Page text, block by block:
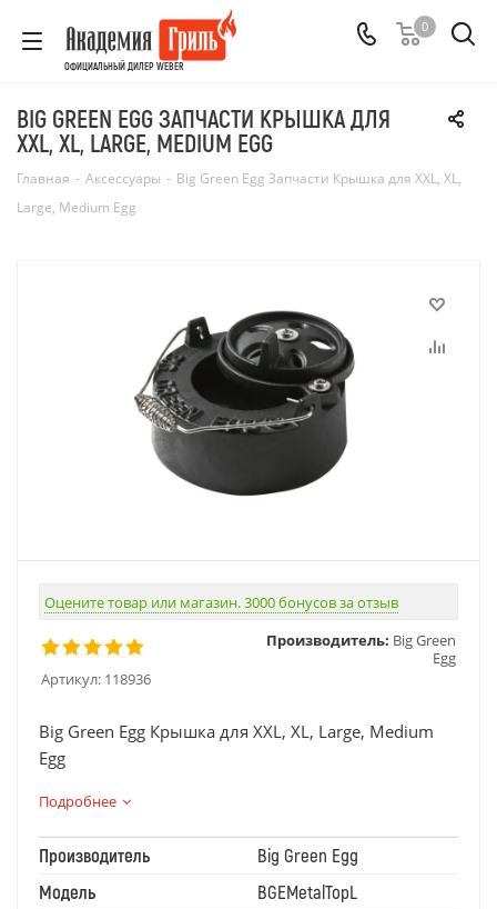
ОФИЦИАЛЬНЫЙ ДИЛЕР WEBER
0
BIG GREEN EGG ЗАПЧАСТИ КРЫШКА ДЛЯ
XXL, XL, LARGE, MEDIUM EGG
Главная - Аксессуары - Big Green Egg Запчасти Крышка для XXL, XL,
Large, Medium Egg
Оцените товар или магазин. 3000 бонусов за отзыв
Артикул: 118936
Производитель: Big Green
Egg
Big Green Egg Крышка для XXL, XL, Large, Medium
Egg
Подробнее
Производитель
Big Green Egg
Модель
BGEMetalTopL